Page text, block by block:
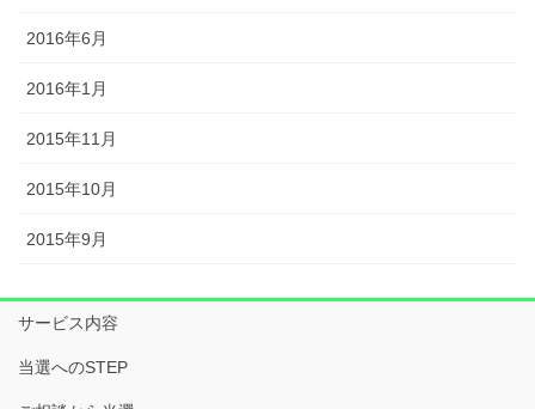
2016年6月
2016年1月
2015年11月
2015年10月
2015年9月
サービス内容
当選へのSTEP